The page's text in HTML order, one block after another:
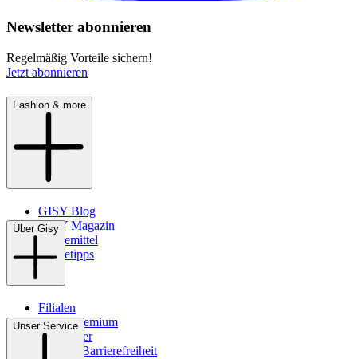
Newsletter abonnieren
Regelmäßig Vorteile sichern!
Jetzt abonnieren
Fashion & more
GISY Blog
GISY Magazin
Pflegemittel
Pflegetipps
Über Gisy
Filialen
WMS-Premium
Newsletter
Digitale Barrierefreiheit
Unser Service